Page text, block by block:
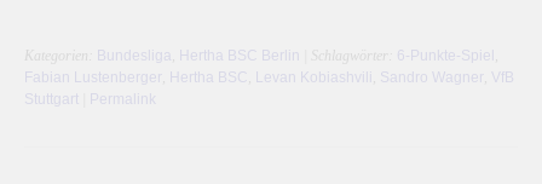
Kategorien: Bundesliga Hertha BSC Berlin | Schlagwörter: 6-Punkte-Spiel
Fabian Lustenberger
Hertha BSC Levan Kobiashvili Sandro Wagner
VfB
Stuttgart
Permalink